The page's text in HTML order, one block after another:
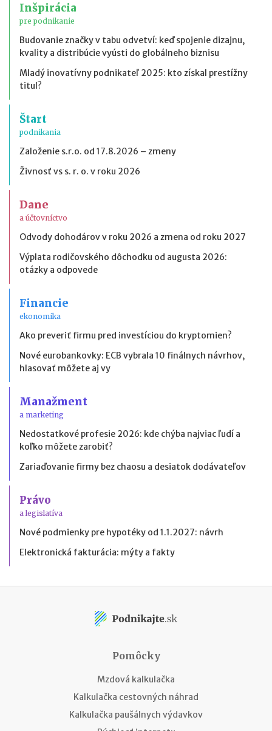
Inšpirácia
pre podnikanie
Budovanie značky v tabu odvetví: keď spojenie dizajnu,
kvality a distribúcie vyústi do globálneho biznisu
Mladý inovatívny podnikateľ 2025: kto získal prestížny
titul?
Štart
podnikania
Založenie s.r.o. od 17.8.2026 – zmeny
Živnosť vs s. r. o. v roku 2026
Dane
a účtovníctvo
Odvody dohodárov v roku 2026 a zmena od roku 2027
Výplata rodičovského dôchodku od augusta 2026:
otázky a odpovede
Financie
ekonomika
Ako preveriť firmu pred investíciou do kryptomien?
Nové eurobankovky: ECB vybrala 10 finálnych návrhov,
hlasovať môžete aj vy
Manažment
a marketing
Nedostatkové profesie 2026: kde chýba najviac ľudí a
koľko môžete zarobiť?
Zariaďovanie firmy bez chaosu a desiatok dodávateľov
Právo
a legislatíva
Nové podmienky pre hypotéky od 1.1.2027: návrh
Elektronická fakturácia: mýty a fakty
Pomôcky
Mzdová kalkulačka
Kalkulačka cestovných náhrad
Kalkulačka paušálnych výdavkov